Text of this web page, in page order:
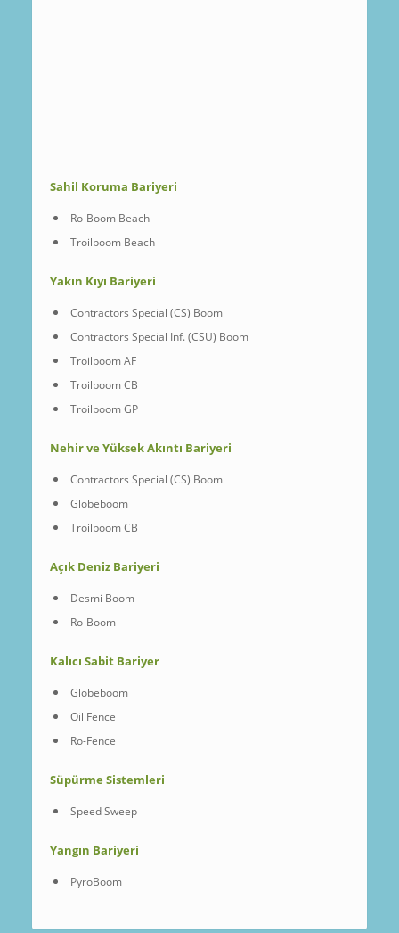
Sahil Koruma Bariyeri
Ro-Boom Beach
Troilboom Beach
Yakın Kıyı Bariyeri
Contractors Special (CS) Boom
Contractors Special Inf. (CSU) Boom
Troilboom AF
Troilboom CB
Troilboom GP
Nehir ve Yüksek Akıntı Bariyeri
Contractors Special (CS) Boom
Globeboom
Troilboom CB
Açık Deniz Bariyeri
Desmi Boom
Ro-Boom
Kalıcı Sabit Bariyer
Globeboom
Oil Fence
Ro-Fence
Süpürme Sistemleri
Speed Sweep
Yangın Bariyeri
PyroBoom